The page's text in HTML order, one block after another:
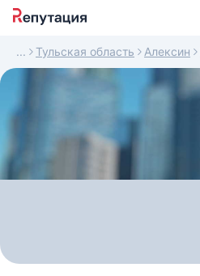
Тульская область Алексин